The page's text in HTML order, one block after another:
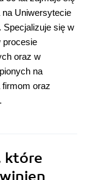
na Uniwersytecie
się w
procesie
oraz w
na
oraz
które